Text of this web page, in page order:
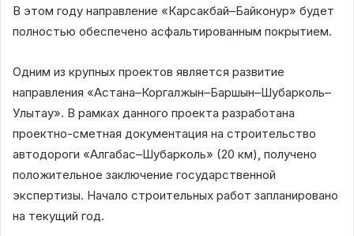
В этом году направление «Карсакбай–Байконур» будет
полностью обеспечено асфальтированным покрытием.
Одним из крупных проектов является развитие
направления «Астана–Коргалжын–Баршын–Шубарколь–
Улытау». В рамках данного проекта разработана
проектно-сметная документация на строительство
автодороги «Алгабас–Шубарколь» (20 км), получено
положительное заключение государственной
экспертизы. Начало строительных работ запланировано
на текущий год.